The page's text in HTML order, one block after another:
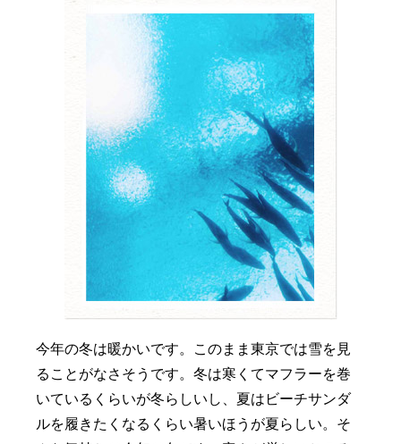
今年の冬は暖かいです。このまま東京では雪を見
ることがなさそうです。冬は寒くてマフラーを巻
いているくらいが冬らしいし、夏はビーチサンダ
ルを履きたくなるくらい暑いほうが夏らしい。そ